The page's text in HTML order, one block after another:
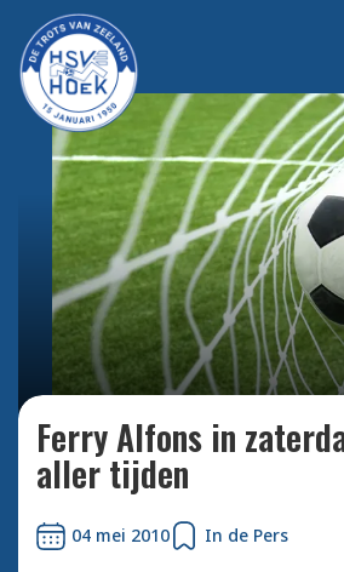
Ferry Alfons in
aller tijden
04 mei 2010 In de Pers